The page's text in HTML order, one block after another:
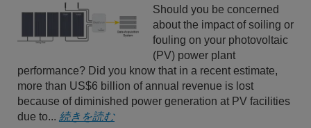
Should you be concerned
about the impact of soiling or
fouling on your photovoltaic
(PV) power plant
performance? Did you know that in a recent estimate,
more than US$6 billion of annual revenue is lost
because of diminished power generation at PV facilities
due to... 続きを読む